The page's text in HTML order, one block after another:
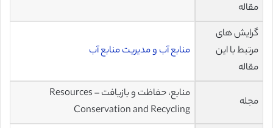
مقاله
گرایش های
مرتبط با این
مقاله
منابع آب و مدیریت منابع آب
مجله
منابع، حفاظت و بازیافت – Resources
Conservation and Recycling